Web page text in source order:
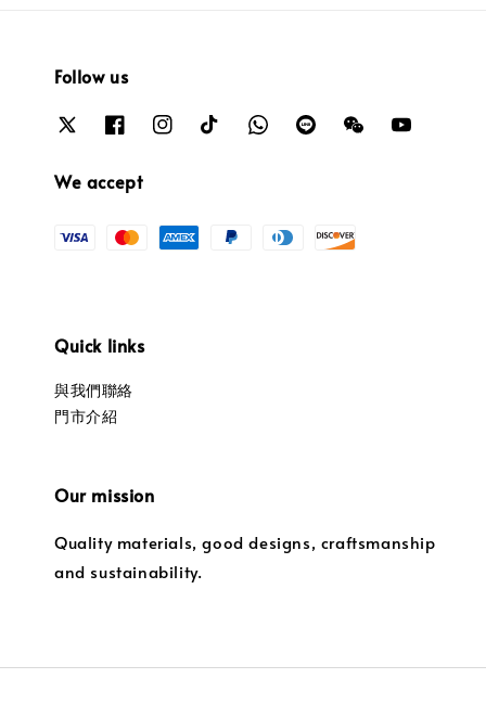
Follow us
We accept
Quick links
與我們聯絡
門市介紹
Our mission
Quality materials, good designs, craftsmanship
and sustainability.